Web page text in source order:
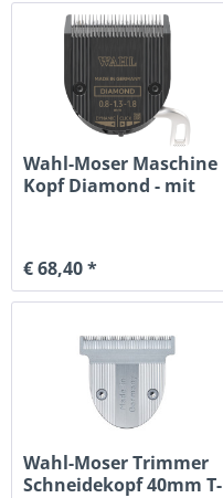
Wahl-Moser Maschine
Kopf Diamond - mit
€ 68,40 *
Wahl-Moser Trimmer
Schneidekopf 40mm T-